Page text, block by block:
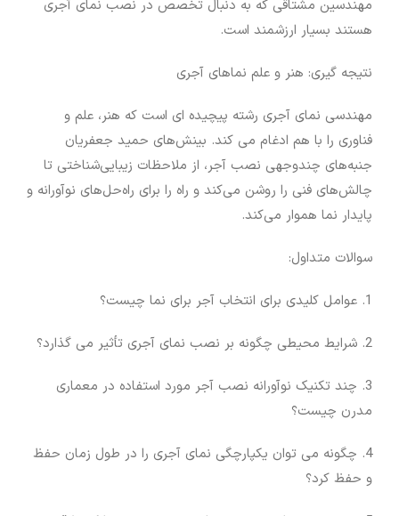
مهندسین مشتاقی که به دنبال تخصص در نصب نمای آجری
هستند بسیار ارزشمند است.
نتیجه گیری: هنر و علم نماهای آجری
مهندسی نمای آجری رشته پیچیده ای است که هنر، علم و
فناوری را با هم ادغام می کند. بینش‌های حمید جعفریان
جنبه‌های چندوجهی نصب آجر، از ملاحظات زیبایی‌شناختی تا
چالش‌های فنی را روشن می‌کند و راه را برای راه‌حل‌های نوآورانه و
پایدار نما هموار می‌کند.
سوالات متداول:
1. عوامل کلیدی برای انتخاب آجر برای نما چیست؟
2. شرایط محیطی چگونه بر نصب نمای آجری تأثیر می گذارد؟
3. چند تکنیک نوآورانه نصب آجر مورد استفاده در معماری
مدرن چیست؟
4. چگونه می توان یکپارچگی نمای آجری را در طول زمان حفظ
و حفظ کرد؟